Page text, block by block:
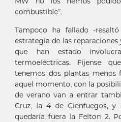
combustible”.
Tampoco ha fallado -
estrategia de las
que han estado
termoeléctricas. Fíjense
tenemos dos plantas menos
aquel momento, con la
de verano van a entrar
Cruz, la 4 de Cienfuegos, y
quedaría fuera la Felton 2.